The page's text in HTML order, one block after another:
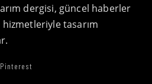
dergisi, güncel haberler
tasarım
Pinterest